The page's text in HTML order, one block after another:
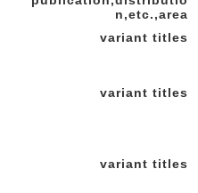
n,etc.,area
variant titles
variant titles
variant titles